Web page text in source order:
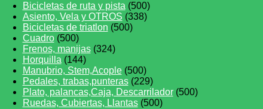
Bicicletas de ruta y pista(500)
Asiento, Vela y OTROS (338)
Bicicletas de triatlon (500)
Cuadro(500)
Frenos, manijas(324)
Horquilla(144)
Manubrio, Stem,Acople(500)
Pedales, trabas,punteras(229)
Plato, palancas,Caja, Descarrilador(500)
Ruedas, Cubiertas, Llantas(500)